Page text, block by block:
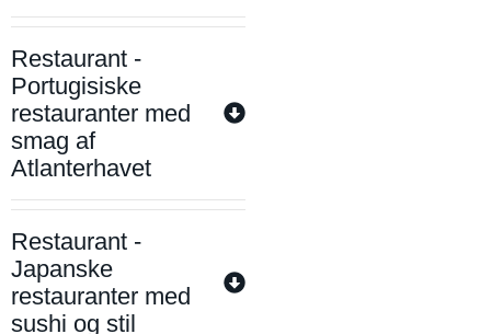
Restaurant -
Portugisiske
restauranter med
smag af
Atlanterhavet
Restaurant -
Japanske
restauranter med
sushi og stil